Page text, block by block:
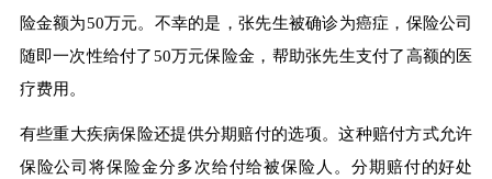
险金额为50万元。不幸的是，张先生被确诊为癌症，保险公司
随即一次性给付了50万元保险金，帮助张先生支付了高额的医
疗费用。
有些重大疾病保险还提供分期赔付的选项。这种赔付方式允许
保险公司将保险金分多次给付给被保险人。分期赔付的好处